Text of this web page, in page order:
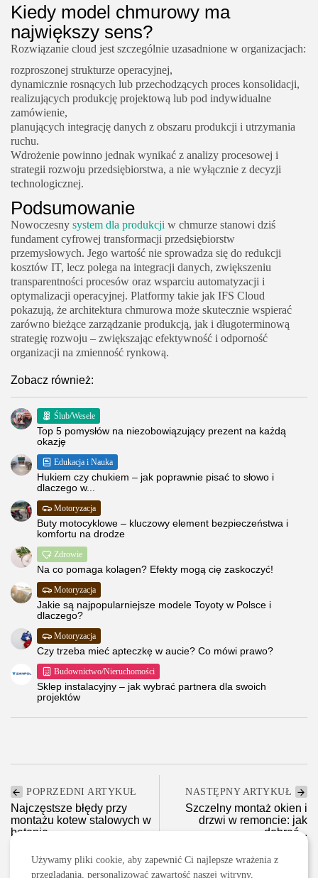
Kiedy model chmurowy ma
największy sens?
Rozwiązanie cloud jest szczególnie uzasadnione w organizacjach:
rozproszonej strukturze operacyjnej,
dynamicznie rosnących lub przechodzących proces konsolidacji,
realizujących produkcję projektową lub pod indywidualne
zamówienie,
planujących integrację danych z obszaru produkcji i utrzymania
ruchu.
Wdrożenie powinno jednak wynikać z analizy procesowej i
strategii rozwoju przedsiębiorstwa, a nie wyłącznie z decyzji
technologicznej.
Podsumowanie
Nowoczesny system dla produkcji w chmurze stanowi dziś
fundament cyfrowej transformacji przedsiębiorstw
przemysłowych. Jego wartość nie sprowadza się do redukcji
kosztów IT, lecz polega na integracji danych, zwiększeniu
transparentności procesów oraz wsparciu automatyzacji i
optymalizacji operacyjnej. Platformy takie jak IFS Cloud
pokazują, że architektura chmurowa może skutecznie wspierać
zarówno bieżące zarządzanie produkcją, jak i długoterminową
strategię rozwoju – zwiększając efektywność i odporność
organizacji na zmienność rynkową.
Zobacz również:
Ślub/Wesele
Top 5 pomysłów na niezobowiązujący prezent na każdą
okazję
Edukacja i Nauka
Hukiem czy chukiem – jak poprawnie pisać to słowo i
dlaczego w...
Motoryzacja
Buty motocyklowe – kluczowy element bezpieczeństwa i
komfortu na drodze
Zdrowie
Na co pomaga kolagen? Efekty mogą cię zaskoczyć!
Motoryzacja
Jakie są najpopularniejsze modele Toyoty w Polsce i
dlaczego?
Motoryzacja
Czy trzeba mieć apteczkę w aucie? Co mówi prawo?
Budownictwo/Nieruchomości
Sklep instalacyjny – jak wybrać partnera dla swoich
projektów
POPRZEDNI ARTYKUŁ
Najczęstsze błędy przy
montażu kotew stalowych w
betonie –...
NASTĘPNY ARTYKUŁ
Szczelny montaż okien i
drzwi w remoncie: jak
dobrać...
Używamy pliki cookie, aby zapewnić Ci najlepsze wrażenia z
przeglądania, personalizować zawartość naszej witryny,